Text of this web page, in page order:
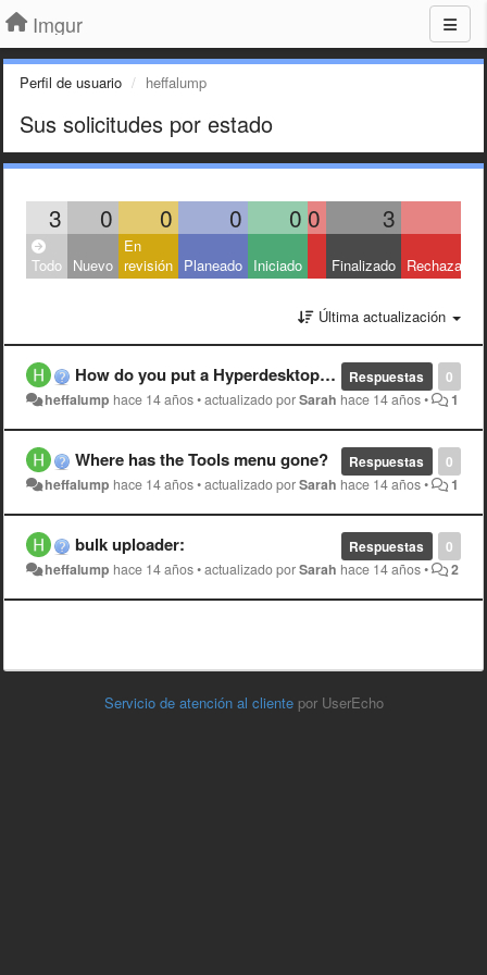
Imgur
Perfil de usuario heffalump
Sus solicitudes por estado
3 0 0 0 0 0 3
Todo Nuevo
En
revisión Planeado Iniciado Finalizado Rechazado
Última actualización
0
Respuestas
How do you put a Hyperdesktop uploaded screenshot into an album?
heffalump hace 14 años•actualizado porSarah hace 14 años• 1
0
Respuestas
Where has the Tools menu gone?
heffalump hace 14 años•actualizado porSarah hace 14 años• 1
0
Respuestas
bulk uploader:
heffalump hace 14 años•actualizado porSarah hace 14 años• 2
Servicio de atención al cliente por UserEcho